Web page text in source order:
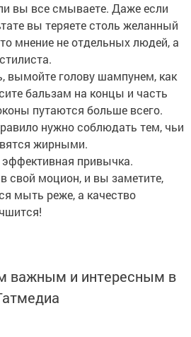
вы все смываете. Даже если
вы теряете столь желанный
мнение не отдельных людей, а
вымойте голову шампунем, как
бальзам на концы и часть
путаются больше всего.
нужно соблюдать тем, чьи
жирными.
эффективная привычка.
свой моцион, и вы заметите,
мыть реже, а качество
важным и интересным в